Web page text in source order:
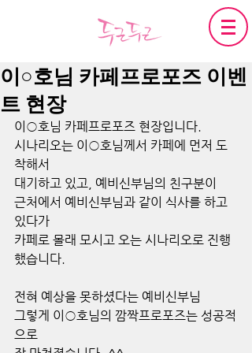
이○호님 카페프로포즈 이벤
트 현장
이○호님 카페프로포즈 현장입니다.
시나리오는 이○호님께서 카페에 먼저 도
착해서
대기하고 있고, 예비신부님의 친구분이
근처에서 예비신부님과 같이 식사를 하고
있다가
카페로 몰래 모시고 오는 시나리오로 진행
했습니다.
전혀 예상을 못하셨다는 예비신부님
그렇게 이○호님의 깜짝프로포즈는 성공적
으로